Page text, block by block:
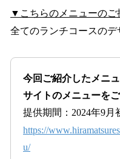
▼こちらのメニューのご
全てのランチコースの
今回ご紹介したメニ
サイトのメニューを
提供期間：2024年9月
https://
u/